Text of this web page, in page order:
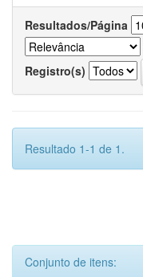
Resultados/Página
Registro(s)
Resultado 1-1 de 1.
Conjunto de itens: